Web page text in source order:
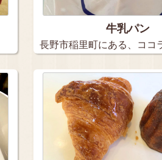
牛乳パン
長野市稲里町にある、ココ